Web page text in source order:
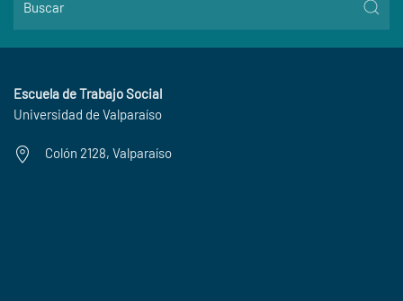
Escuela de Trabajo Social
Universidad de Valparaíso
Colón 2128, Valparaíso